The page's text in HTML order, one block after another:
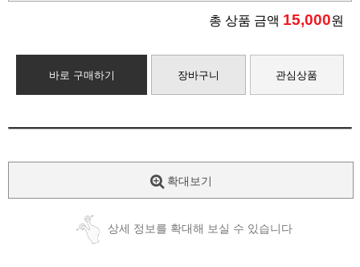
총 상품 금액 15,000원
바로 구매하기 장바구니 관심상품
확대보기
상세 정보를 확대해 보실 수 있습니다